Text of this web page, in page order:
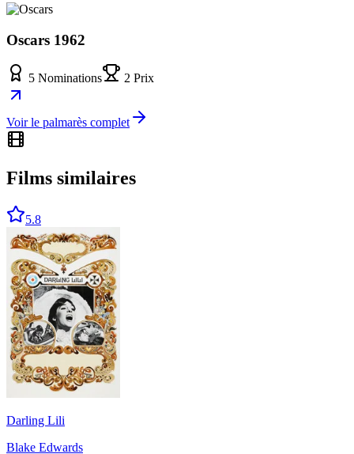
Oscars 1962
5 Nominations 2 Prix
Voir le palmarès complet
Films similaires
5.8
Darling Lili
Blake Edwards